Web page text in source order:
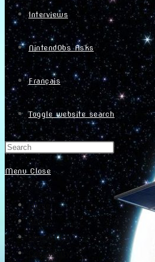
Interviews
NintendObs Asks
Français
Toggle website search
Menu Close
Home
About
Newsletter
Community